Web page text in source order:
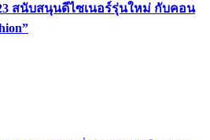
สนับสนุนดีไซเนอร์รุ่นใหม่ กับคอน